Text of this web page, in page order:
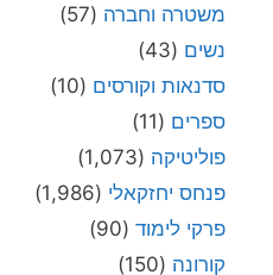
משטרה וחברה (57)
נשים (43)
סדנאות וקורסים (10)
ספרים (11)
פוליטיקה (1,073)
פנחס יחזקאלי (1,986)
פרקי לימוד (90)
קורונה (150)